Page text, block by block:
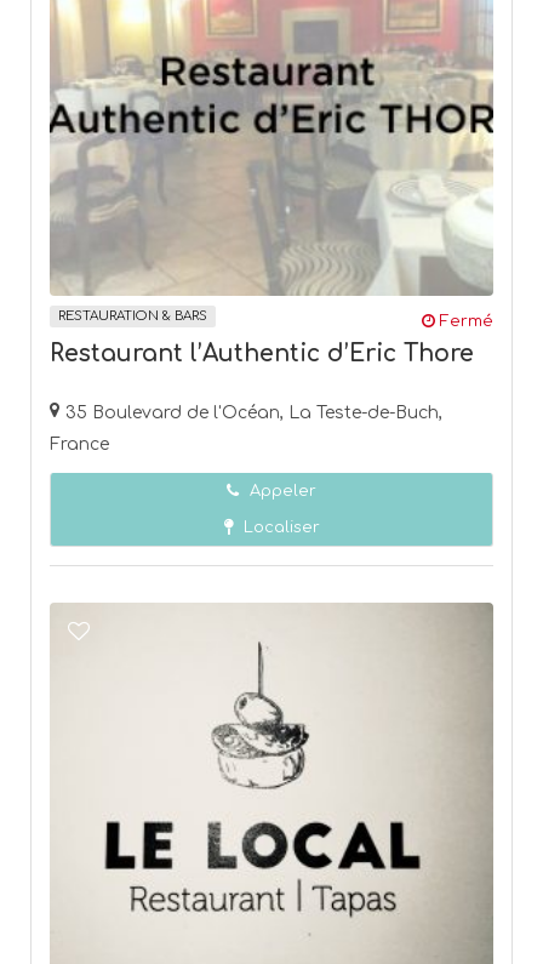
RESTAURATION & BARS Fermé
Restaurant l’Authentic d’Eric Thore
35 Boulevard de l'Océan, La Teste-de-Buch,
France
Appeler
Localiser